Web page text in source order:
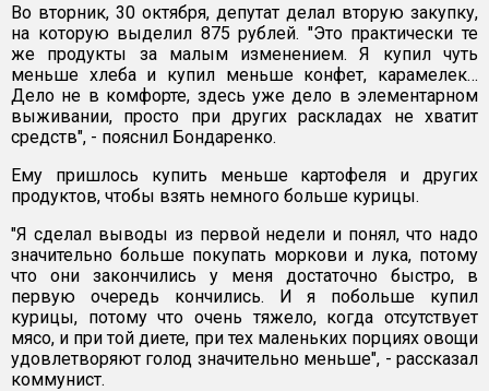
Во вторник, 30 октября, депутат делал вторую закупку,
на которую выделил 875 рублей. "Это практически те
же продукты за малым изменением. Я купил чуть
меньше хлеба и купил меньше конфет, карамелек…
Дело не в комфорте, здесь уже дело в элементарном
выживании, просто при других раскладах не хватит
средств", - пояснил Бондаренко.
Ему пришлось купить меньше картофеля и других
продуктов, чтобы взять немного больше курицы.
"Я сделал выводы из первой недели и понял, что надо
значительно больше покупать моркови и лука, потому
что они закончились у меня достаточно быстро, в
первую очередь кончились. И я побольше купил
курицы, потому что очень тяжело, когда отсутствует
мясо, и при той диете, при тех маленьких порциях овощи
удовлетворяют голод значительно меньше", - рассказал
коммунист.